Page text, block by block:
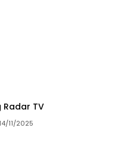
Radar TV
14/11/2025